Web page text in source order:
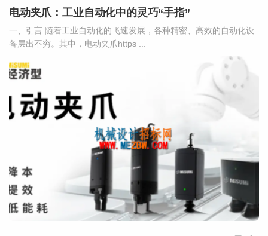
电动夹爪：工业自动化中的灵巧“手指”
一、引言 随着工业自动化的飞速发展，各种精密、高效的自动化设
备层出不穷。其中，电动夹爪https ...